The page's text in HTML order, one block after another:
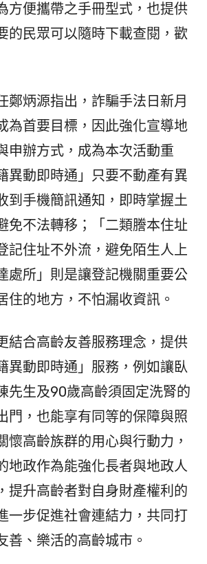
方便攜帶之手冊型式，也提供
的民眾可以隨時下載查閱，歡
炳源指出，詐騙手法日新月
為首要目標，因此強化宣導地
申辦方式，成為本次活動重
異動即時通」只要不動產有異
到手機簡訊通知，即時掌握土
免不法轉移；「二類謄本住址
記住址不外流，避免陌生人上
處所」則是讓登記機關重要公
住的地方，不怕漏收資訊。
結合高齡友善服務理念，提供
異動即時通」服務，例如讓臥
先生及90歲高齡須固定洗腎的
門，也能享有同等的保障與照
懷高齡族群的用心與行動力，
地政作為能強化長者與地政人
提升高齡者對自身財產權利的
一步促進社會連結力，共同打
善、樂活的高齡城市。